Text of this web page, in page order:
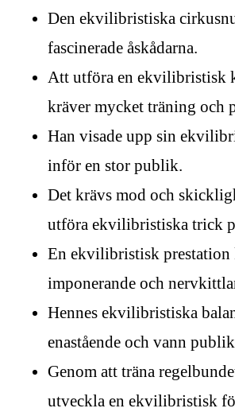
Den ekvilibristiska
fascinerade åskådarna.
Att utföra en ekvilibristisk
kräver mycket träning och
Han visade upp sin
inför en stor publik.
Det krävs mod och
utföra ekvilibristiska trick
En ekvilibristisk prestation
imponerande och
Hennes ekvilibristiska
enastående och vann
Genom att träna
utveckla en ekvilibristisk